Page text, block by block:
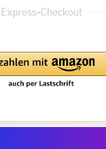
Express-Checkout